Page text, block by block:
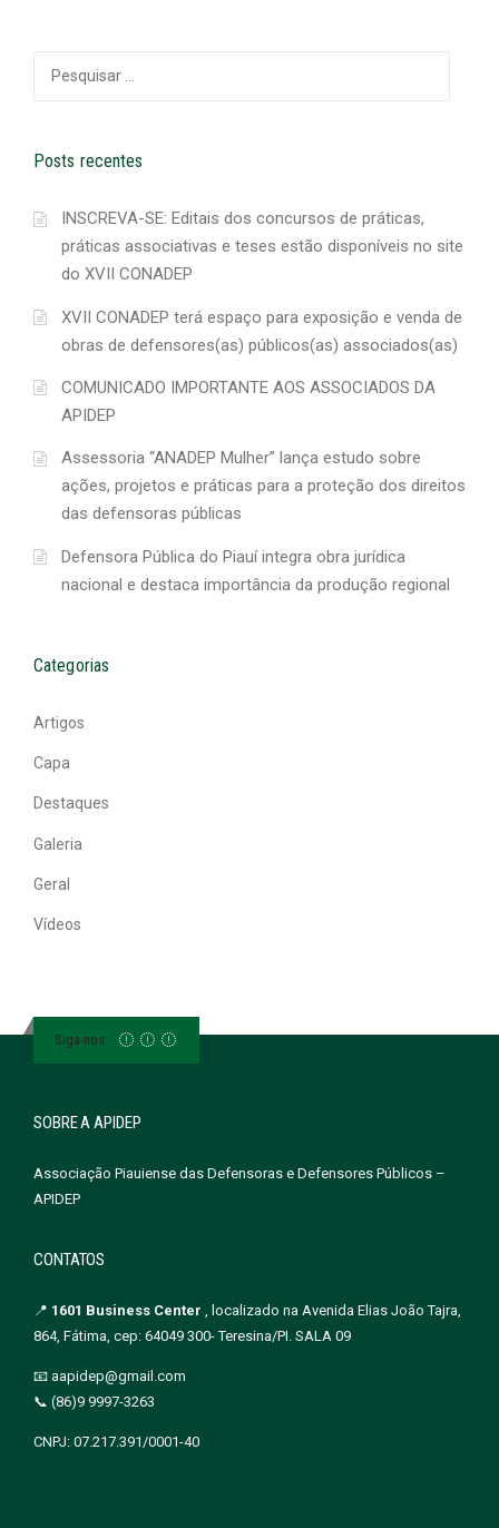
por:
Posts recentes
INSCREVA-SE: Editais dos concursos de práticas,
práticas associativas e teses estão disponíveis no site
do XVII CONADEP
XVII CONADEP terá espaço para exposição e venda de
obras de defensores(as) públicos(as) associados(as)
COMUNICADO IMPORTANTE AOS ASSOCIADOS DA
APIDEP
Assessoria “ANADEP Mulher” lança estudo sobre
ações, projetos e práticas para a proteção dos direitos
das defensoras públicas
Defensora Pública do Piauí integra obra jurídica
nacional e destaca importância da produção regional
Categorias
Artigos
Capa
Destaques
Galeria
Geral
Vídeos
Siga-nos
SOBRE A APIDEP
Associação Piauiense das Defensoras e Defensores Públicos –
APIDEP
CONTATOS
📍 1601 Business Center , localizado na Avenida Elias João Tajra,
864, Fátima, cep: 64049 300- Teresina/PI. SALA 09
📧 aapidep@gmail.com
📞 (86)9 9997-3263
CNPJ: 07.217.391/0001-40